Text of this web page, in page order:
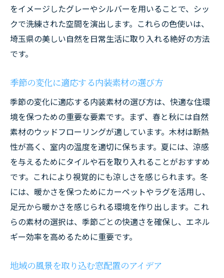
をイメージしたグレーやシルバーを用いることで、シッ
クで洗練された空間を演出します。これらの色使いは、
埼玉県の美しい自然を日常生活に取り入れる絶好の方法
です。
季節の変化に適応する内装素材の選び方
季節の変化に適応する内装素材の選び方は、快適な住環
境を保つための重要な要素です。まず、春と秋には自然
素材のウッドフローリングが適しています。木材は断熱
性が高く、室内の温度を適切に保ちます。夏には、涼感
を与えるためにタイルや石を取り入れることがおすすめ
です。これにより視覚的にも涼しさを感じられます。冬
には、暖かさを保つためにカーペットやラグを活用し、
足元から暖かさを感じられる環境を作り出します。これ
らの素材の選択は、季節ごとの快適さを確保し、エネル
ギー効率を高めるために重要です。
地域の風景を取り込む窓配置のアイデア